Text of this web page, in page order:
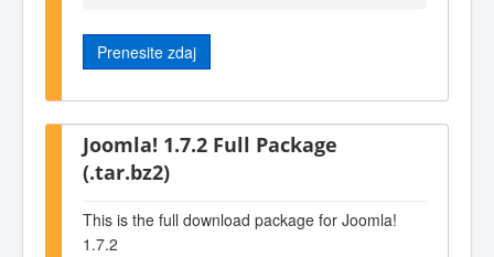
Prenesite zdaj
Joomla! 1.7.2 Full Package
(.tar.bz2)
This is the full download package for Joomla!
1.7.2